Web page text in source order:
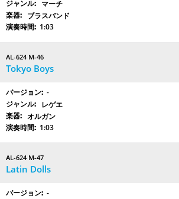
マーチ
ブラスバンド
1:03
AL-624 M-46
Tokyo Boys
-
レゲエ
オルガン
1:03
AL-624 M-47
Latin Dolls
-